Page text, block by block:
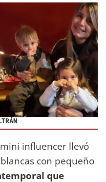
influencer llevó
con pequeño
que